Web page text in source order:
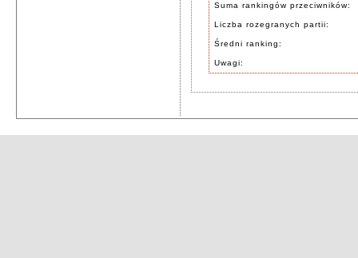
Suma rankingów przeciwników:
Liczba rozegranych partii:
Średni ranking:
Uwagi: